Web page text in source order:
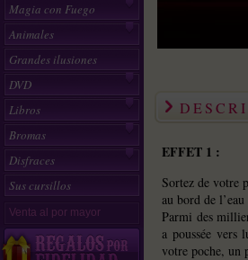
Magia con Fuego
Animales
Grandes ilusiones
DVD
Libros
Bromas
Disfraces
Sus cursillos
Venta al por mayor
EFFET 1 :
Sortez de votre
au bord de
Parmi des
a poussée vers
votre poche, un